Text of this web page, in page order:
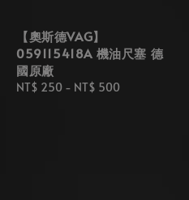
【奧斯德VAG】
059115418A 機油尺塞 德
國原廠
Regular
NT$ 250 - NT$ 500